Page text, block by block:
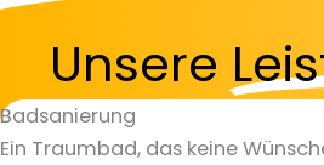
Unsere
Badsanierung
Ein Traumbad, das keine